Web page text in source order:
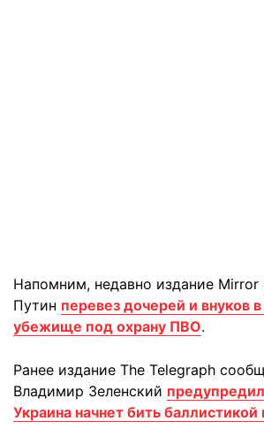
Напомним, недавно издание Mirror
Путин перевез дочерей и внуков
убежище под охрану ПВО.
Ранее издание The Telegraph
Владимир Зеленский
Украина начнет бить